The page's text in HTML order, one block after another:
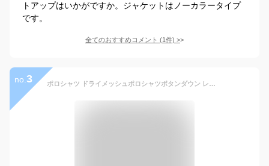
トアップはいかがですか。ジャケットはノーカラータイプ
です。
全てのおすすめコメント (1件) >
no. 3 ポロシャツ ドライメッシュポロシャツボタンダウン レイヤード 胸ポケットなし 吸汗速乾 さらさらメッシュポロシャツ ビジネスウェア ビズポロ テレワーク 春夏秋冬 襟ぐり狭め タイプ ポロシャツメンズファッション ビジネス 業務用 ゆとり ゆるめ uvcut 00313